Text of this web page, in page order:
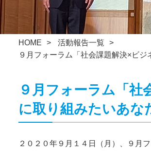
HOME
活動報告一覧
９月フォーラム「社会課題解決×ビ
９月フォーラム「社
に取り組みたいあな
２０２０年９月１４日（月）、９月